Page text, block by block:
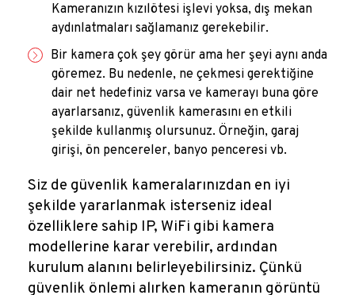
Kameranızın kızılötesi işlevi yoksa, dış mekan
aydınlatmaları sağlamanız gerekebilir.
Bir kamera çok şey görür ama her şeyi aynı anda
göremez. Bu nedenle, ne çekmesi gerektiğine
dair net hedefiniz varsa ve kamerayı buna göre
ayarlarsanız, güvenlik kamerasını en etkili
şekilde kullanmış olursunuz. Örneğin, garaj
girişi, ön pencereler, banyo penceresi vb.
Siz de güvenlik kameralarınızdan en iyi
şekilde yararlanmak isterseniz ideal
özelliklere sahip IP, WiFi gibi kamera
modellerine karar verebilir, ardından
kurulum alanını belirleyebilirsiniz. Çünkü
güvenlik önlemi alırken kameranın görüntü